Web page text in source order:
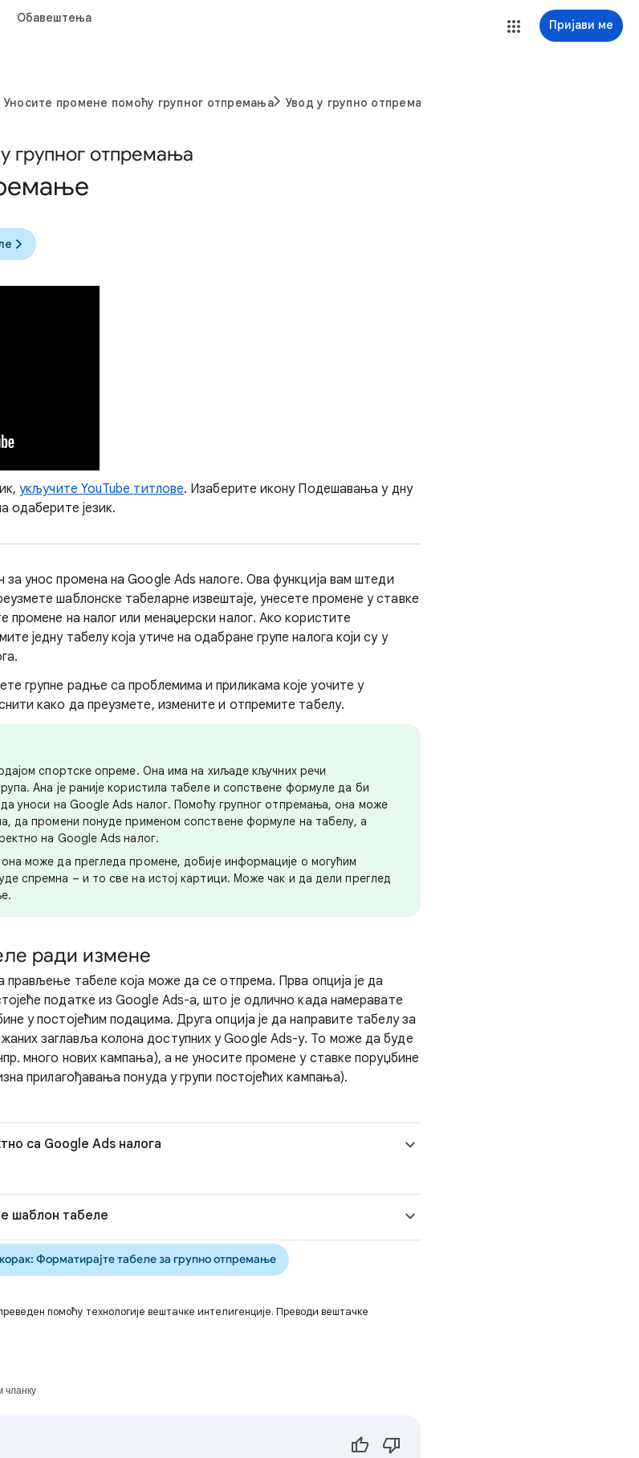
Обавештења Пријави ме
Уносите промене помоћу групног отпремања Увод у групно отпремање
групног отпремања
укључите YouTube титлове. Изаберите икону Подешавања у дну
одаберите језик.
за унос промена на Google Ads налоге. Ова функција вам штеди
шаблонске табеларне извештаје, унесете промене у ставке
промене на налог или менаџерски налог. Ако користите
једну табелу која утиче на одабране групе налога који су у
групне радње са проблемима и приликама које уочите у
како да преузмете, измените и отпремите табелу.
спортске опреме. Она има на хиљаде кључних речи
Ана је раније користила табеле и сопствене формуле да би
уноси на Google Ads налог. Помоћу групног отпремања, она може
да промени понуде применом сопствене формуле на табелу, а
на Google Ads налог.
може да прегледа промене, добије информације о могућим
спремна – и то све на истој картици. Може чак и да дели преглед
ради измене
прављење табеле која може да се отпрема. Прва опција је да
податке из Google Ads-а, што је одлично када намеравате
у постојећим подацима. Друга опција је да направите табелу за
заглавља колона доступних у Google Ads-у. То може да буде
много нових кампања), а не уносите промене у ставке поруџбине
прилагођавања понуда у групи постојећих кампања).
са Google Ads налога
шаблон табеле
Форматирајте табеле за групно отпремање
помоћу технологије вештачке интелигенције. Преводи вештачке
чланку